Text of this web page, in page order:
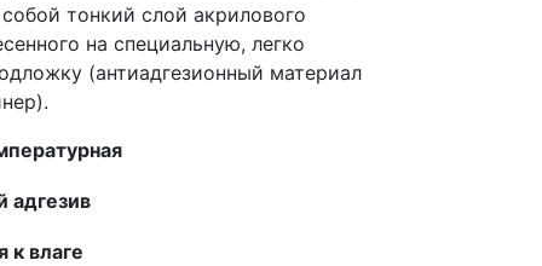
тонкий слой акрилового
на специальную, легко
(антиадгезионный материал
адгезив
к влаге